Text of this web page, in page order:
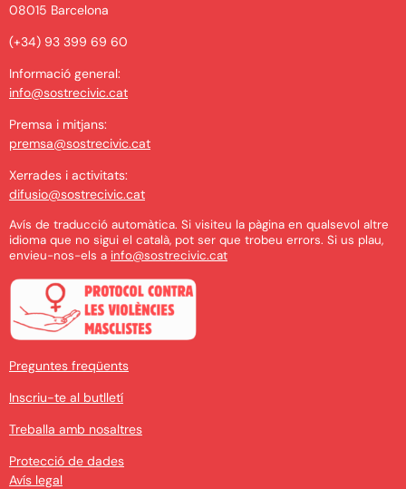
08015 Barcelona
(+34) 93 399 69 60
Informació general:
info@sostrecivic.cat
Premsa i mitjans:
premsa@sostrecivic.cat
Xerrades i activitats:
difusio@sostrecivic.cat
Avís de traducció automàtica. Si visiteu la pàgina en qualsevol altre
idioma que no sigui el català, pot ser que trobeu errors. Si us plau,
envieu-nos-els a info@sostrecivic.cat
Preguntes freqüents
Inscriu-te al butlletí
Treballa amb nosaltres
Protecció de dades
Avís legal